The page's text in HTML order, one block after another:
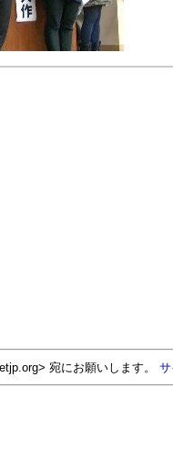
宛にお願いします。